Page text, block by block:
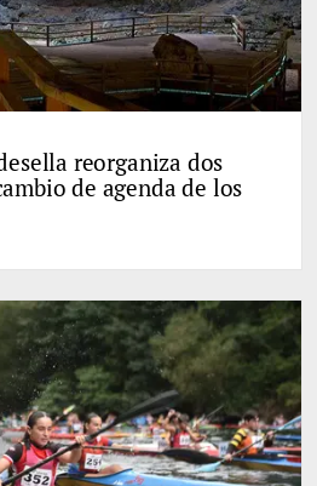
reorganiza dos
de agenda de los